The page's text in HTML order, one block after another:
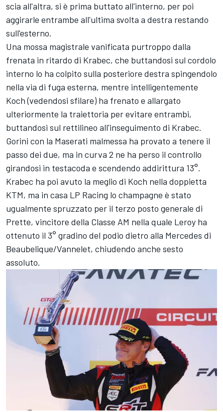
scia all'altra, si è prima buttato all'interno, per poi
aggirarle entrambe all'ultima svolta a destra restando
sull'esterno.
Una mossa magistrale vanificata purtroppo dalla
frenata in ritardo di Krabec, che buttandosi sul cordolo
interno lo ha colpito sulla posteriore destra spingendolo
nella via di fuga esterna, mentre intelligentemente
Koch (vedendosi sfilare) ha frenato e allargato
ulteriormente la traiettoria per evitare entrambi,
buttandosi sul rettilineo all'inseguimento di Krabec.
Gorini con la Maserati malmessa ha provato a tenere il
passo dei due, ma in curva 2 ne ha perso il controllo
girandosi in testacoda e scendendo addirittura 13°.
Krabec ha poi avuto la meglio di Koch nella doppietta
KTM, ma in casa LP Racing lo champagne è stato
ugualmente spruzzato per il terzo posto generale di
Prette, vincitore della Classe AM nella quale Leroy ha
ottenuto il 3° gradino del podio dietro alla Mercedes di
Beaubelique/Vannelet, chiudendo anche sesto
assoluto.